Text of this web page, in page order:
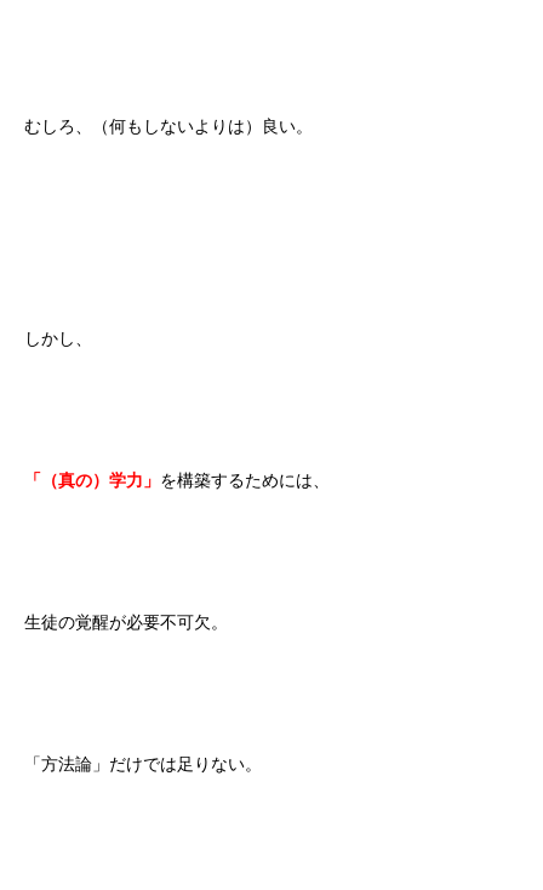
むしろ、（何もしないよりは）良い。
しかし、
「（真の）学力」 を構築するためには、
生徒の覚醒が必要不可欠。
「方法論」だけでは足りない。